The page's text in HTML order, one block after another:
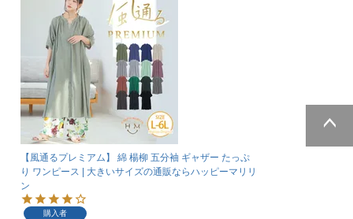
【風通るプレミアム】 綿 楊柳 五分袖 ギャザー たっぷ
り ワンピース | 大きいサイズの通販ならハッピーマリリ
ン
購入者